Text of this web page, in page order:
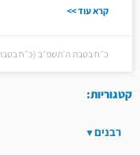
קרא עוד >>
כ״ח בטבת ה׳תשפ״ב (כ״ח בטבת
קטגוריות:
רבנים